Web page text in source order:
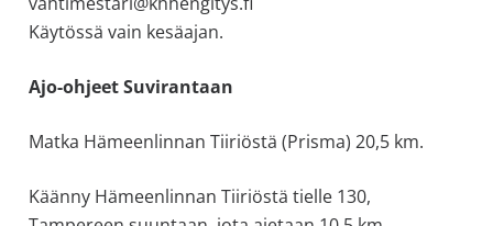
Käytössä vain kesäajan.
Ajo-ohjeet Suvirantaan
Matka Hämeenlinnan Tiiriöstä (Prisma) 20,5 km.
Käänny Hämeenlinnan Tiiriöstä tielle 130,